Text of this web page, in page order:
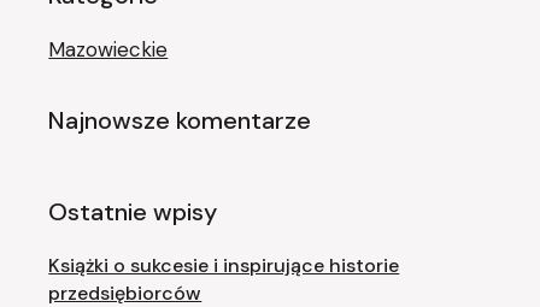
Mazowieckie
Najnowsze komentarze
Ostatnie wpisy
Książki o sukcesie i inspirujące historie
przedsiębiorców